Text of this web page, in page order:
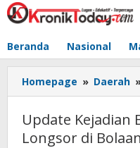
Lewati
ke
Beranda Nasional
Homepage » Daerah
Update Kejadian
Longsor di